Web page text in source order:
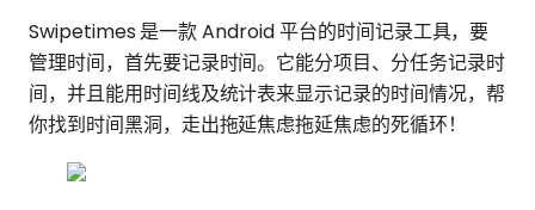
Swipetimes 是一款 Android 平台的时间记录工具，要
管理时间，首先要记录时间。它能分项目、分任务记录时
间，并且能用时间线及统计表来显示记录的时间情况，帮
你找到时间黑洞，走出拖延焦虑拖延焦虑的死循环！